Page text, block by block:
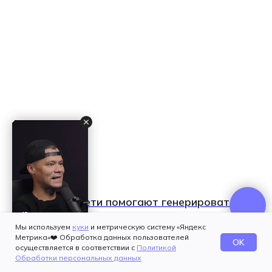
Как нейросети помогают генерировать
тексты для SEO
Мы используем куки и метрическую систему «Яндекс
Метрика»❤️ Обработка данных пользователей
осуществляется в соответствии с Политикой
Обработки персональных данных
OK